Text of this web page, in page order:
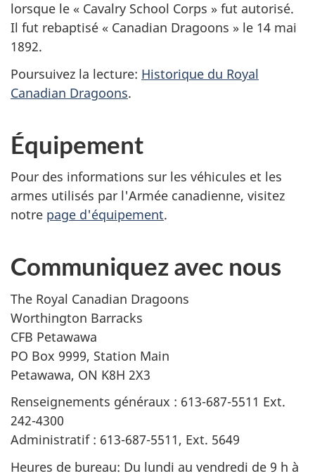
lorsque le « Cavalry School Corps » fut autorisé.
Il fut rebaptisé « Canadian Dragoons » le 14 mai
1892.
Poursuivez la lecture: Historique du Royal
Canadian Dragoons.
Équipement
Pour des informations sur les véhicules et les
armes utilisés par l'Armée canadienne, visitez
notre page d'équipement.
Communiquez avec nous
The Royal Canadian Dragoons
Worthington Barracks
CFB Petawawa
PO Box 9999, Station Main
Petawawa, ON K8H 2X3
Renseignements généraux : 613-687-5511 Ext.
242-4300
Administratif : 613-687-5511, Ext. 5649
Heures de bureau: Du lundi au vendredi de 9 h à